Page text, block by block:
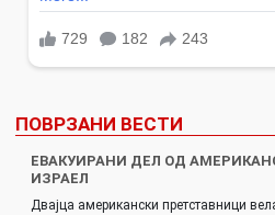
ПОВРЗАНИ ВЕСТИ
ЕВАКУИРАНИ ДЕЛ ОД
ИЗРАЕЛ
Двајца американски претставници